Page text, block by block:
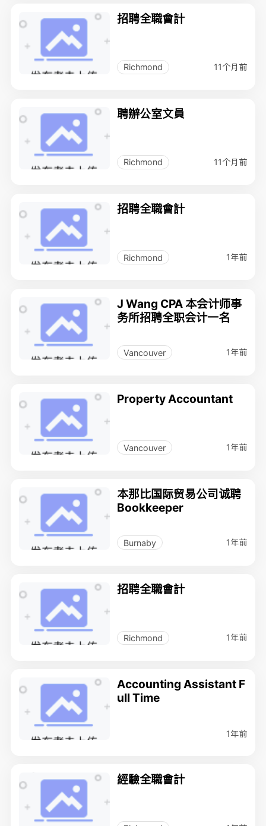
招聘全職會計
Richmond 11个月前
聘辦公室文員
Richmond 11个月前
招聘全職會計
Richmond 1年前
J Wang CPA 本会计师事
务所招聘全职会计一名
Vancouver 1年前
Property Accountant
Vancouver 1年前
本那比国际贸易公司诚聘
Bookkeeper
Burnaby 1年前
招聘全職會計
Richmond 1年前
Accounting Assistant F
ull Time
1年前
經驗全職會計